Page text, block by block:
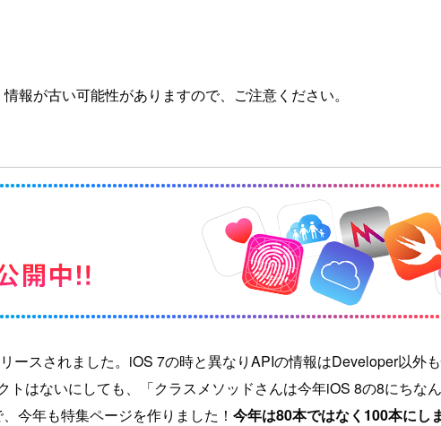
報が古い可能性がありますので、ご注意ください。
ースされました。iOS 7の時と異なりAPIの情報はDeveloper以外
はないにしても、「クラスメソッドさんは今年iOS 8の8にちな
今年も特集ページを作りました！ 今年は80本ではなく100本にし